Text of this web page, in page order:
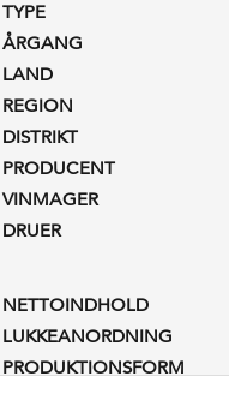
TYPE
ÅRGANG
LAND
REGION
DISTRIKT
PRODUCENT
VINMAGER
DRUER
NETTOINDHOLD
LUKKEANORDNING
PRODUKTIONSFORM